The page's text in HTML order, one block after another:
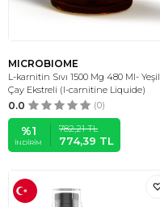
MICROBIOME
L-karnitin Sıvı 1500 Mg 480 Ml- Yeşil
Çay Ekstreli (l-carnitine Liquide)
0.0 (0)
%1
İNDIRIM
782,21TL
774,39 TL